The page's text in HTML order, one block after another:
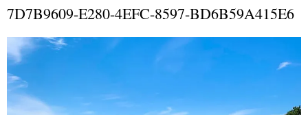
7D7B9609-E280-4EFC-8597-BD6B59A415E6